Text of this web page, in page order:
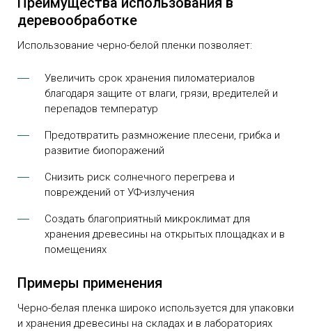
деревообработке
Использование черно-белой пленки позволяет:
Увеличить срок хранения пиломатериалов
благодаря защите от влаги, грязи, вредителей и
перепадов температур
Предотвратить размножение плесени, грибка и
развитие биопоражений
Снизить риск солнечного перегрева и
повреждений от УФ-излучения
Создать благоприятный микроклимат для
хранения древесины на открытых площадках и в
помещениях
Примеры применения
Черно-белая пленка широко используется для упаковки
и хранения древесины на складах и в лабораториях